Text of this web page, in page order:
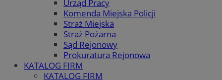
Urząd Pracy
Komenda Miejska Policji
Straż Miejska
Straż Pożarna
Sąd Rejonowy
Prokuratura Rejonowa
KATALOG FIRM
KATALOG FIRM